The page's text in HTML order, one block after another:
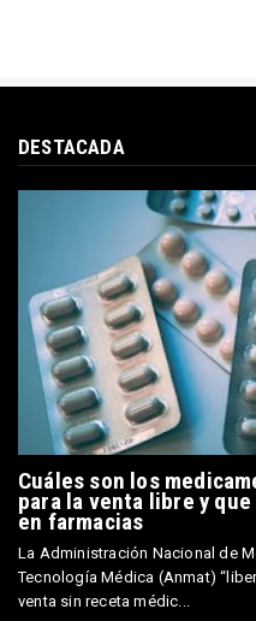
DESTACADA
Cuáles son los
para la venta libre y
en farmacias
La Administración Nacional de
Tecnología Médica (Anmat)
venta sin receta médic...